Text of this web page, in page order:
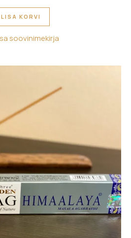
LISA KORVI
soovinimekirja